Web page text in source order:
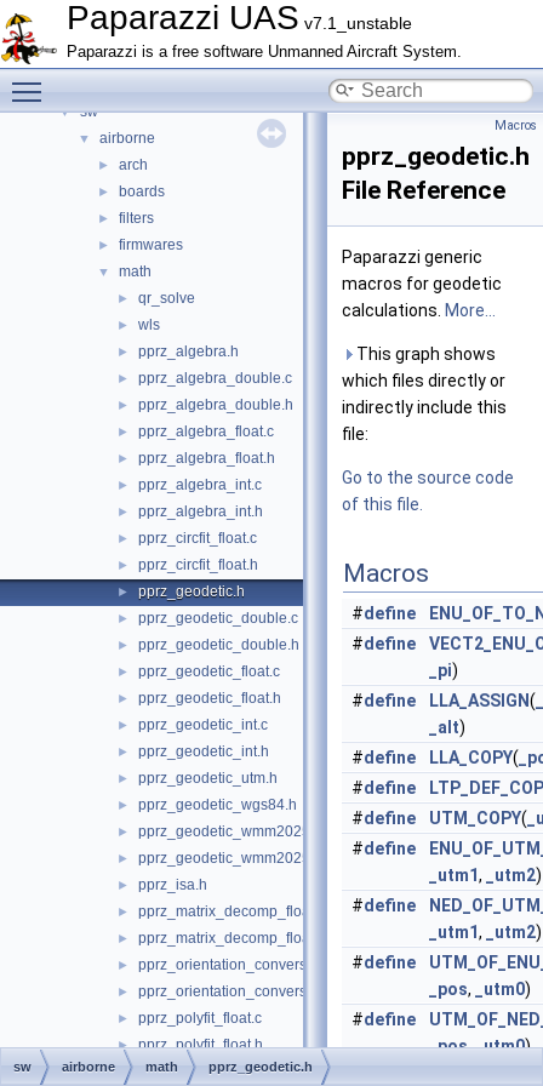
Paparazzi UAS v7.1_unstable
Paparazzi is a free software Unmanned Aircraft System.
Data Structures
▼ Files
▼ File List
▼ sw
▼ airborne
► arch
► boards
► filters
► firmwares
▼ math
► qr_solve
► wls
► pprz_algebra.h
► pprz_algebra_double.c
► pprz_algebra_double.h
► pprz_algebra_float.c
► pprz_algebra_float.h
► pprz_algebra_int.c
► pprz_algebra_int.h
► pprz_circfit_float.c
► pprz_circfit_float.h
► pprz_geodetic.h
► pprz_geodetic_double.c
► pprz_geodetic_double.h
► pprz_geodetic_float.c
► pprz_geodetic_float.h
► pprz_geodetic_int.c
► pprz_geodetic_int.h
► pprz_geodetic_utm.h
► pprz_geodetic_wgs84.h
► pprz_geodetic_wmm2025.c
► pprz_geodetic_wmm2025.h
► pprz_isa.h
► pprz_matrix_decomp_float.c
► pprz_matrix_decomp_float.h
► pprz_orientation_conversion.c
► pprz_orientation_conversion.h
► pprz_polyfit_float.c
► pprz_polyfit_float.h
► pprz_random.c
Macros
pprz_geodetic.h
File Reference
Paparazzi generic
macros for geodetic
calculations. More...
This graph shows
which files directly or
indirectly include this
file:
Go to the source code
of this file.
Macros
#define
#define
_pi)
#define LLA_ASSIGN(
_alt)
#define LLA_COPY(
#define
#define UTM_COPY(
#define
_utm1, _utm2)
#define
_utm1, _utm2)
#define
_pos, _utm0)
#define
_pos,_utm0)
sw airborne math pprz_geodetic.h